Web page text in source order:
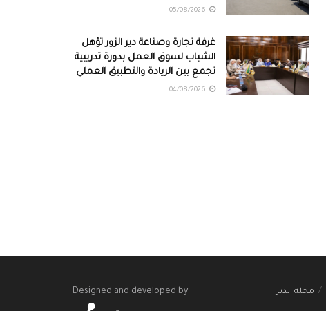
غرفة تجارة وصناعة دير الزور تؤهل
الشباب لسوق العمل بدورة تدريبية
تجمع بين الريادة والتطبيق العملي
مجلة الدير Designed and developed by